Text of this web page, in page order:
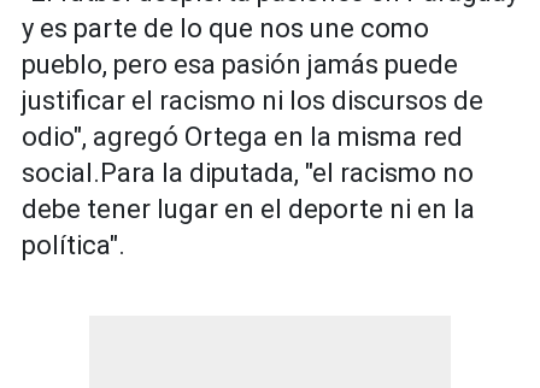
y es parte de lo que nos une como
pueblo, pero esa pasión jamás puede
justificar el racismo ni los discursos de
odio", agregó Ortega en la misma red
social.Para la diputada, "el racismo no
debe tener lugar en el deporte ni en la
política".